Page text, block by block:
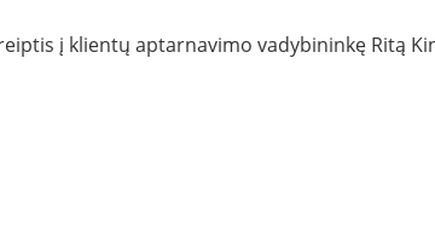
į klientų aptarnavimo vadybininkę Ritą